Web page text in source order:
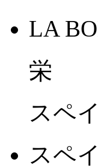
LA
栄
スペ
スペ